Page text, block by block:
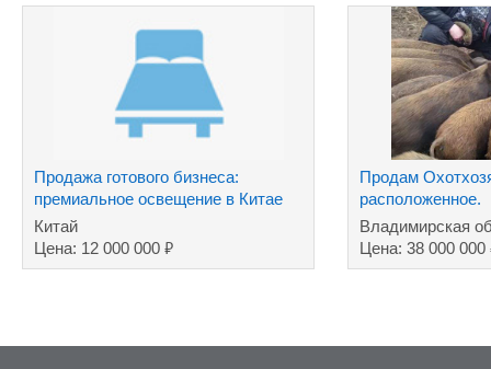
Продажа готового бизнеса:
премиальное освещение в Китае
Китай
Цена: 12 000 000 ₽
Продам
расположенное.
Владимирская
Цена: 38 000 000